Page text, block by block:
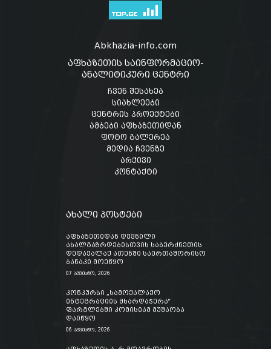
Abkhazia-info.com
აფხაზეთის საინფორმაციო-
ანალიტიკური ცენტრი
ჩვენ შესახებ
სიახლეები
ცენტრის პროექტები
ამბები აფხაზეთიდან
ფოტო გალერეა
მედია ჩვენზე
არქივი
კონტაქტი
ახალი პოსტები
აფხაზეთიდან დევნილი
ახალგაზრდებისთვის საბერძნეთის
დედაქალაქ ათენში საერთაშორისო
ბანაკი მოეწყო
07 აგვისტო, 2026
კონკურსი „სამოქალაქო
ინტეგრაციის მხარდაჭერა“
ფარგლებში კომისიამ მუშაობა
დაიწყო
06 აგვისტო, 2026